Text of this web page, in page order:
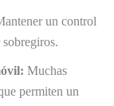
un control
Muchas
permiten un